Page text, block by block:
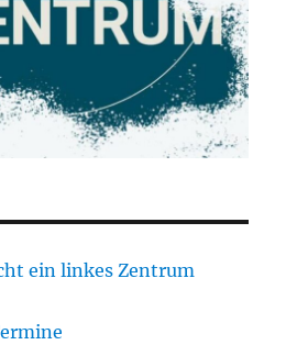
ein linkes Zentrum